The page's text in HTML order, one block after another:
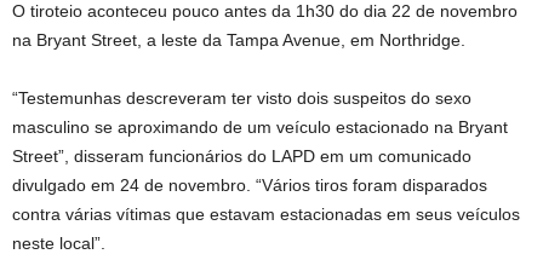
O tiroteio aconteceu pouco antes da 1h30 do dia 22 de novembro
na Bryant Street, a leste da Tampa Avenue, em Northridge.
“Testemunhas descreveram ter visto dois suspeitos do sexo
masculino se aproximando de um veículo estacionado na Bryant
Street”, disseram funcionários do LAPD em um comunicado
divulgado em 24 de novembro. “Vários tiros foram disparados
contra várias vítimas que estavam estacionadas em seus veículos
neste local”.